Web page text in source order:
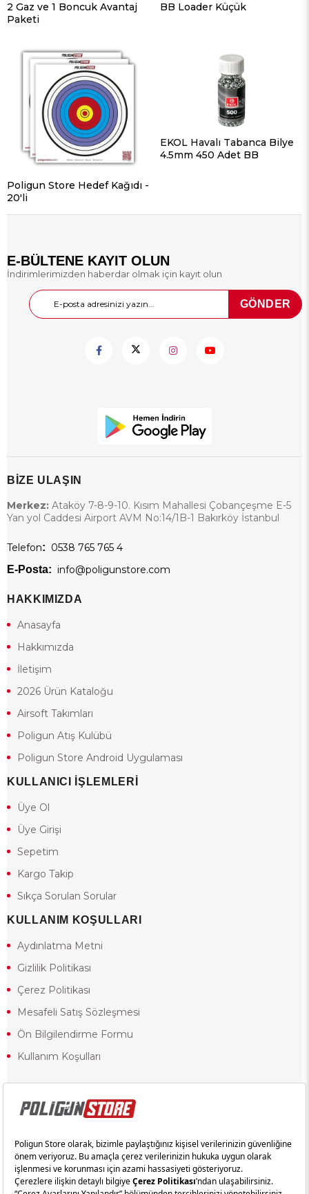
2 Gaz ve 1 Boncuk Avantaj
Paketi
BB Loader Küçük
Poligun Store Hedef Kağıdı -
20'li
EKOL Havalı Tabanca Bilye
4.5mm 450 Adet BB
E-BÜLTENE KAYIT OLUN
İndirimlerimizden haberdar olmak için kayıt olun
GÖNDER
BİZE ULAŞIN
Merkez: Ataköy 7-8-9-10. Kısım Mahallesi Çobançeşme E-5
Yan yol Caddesi Airport AVM No:14/1B-1 Bakırköy İstanbul
Telefon: 0538 765 765 4
E-Posta: info@poligunstore.com
HAKKIMIZDA
Anasayfa
Hakkımızda
İletişim
2026 Ürün Kataloğu
Airsoft Takımları
Poligun Atış Kulübü
Poligun Store Android Uygulaması
KULLANICI İŞLEMLERİ
Üye Ol
Üye Girişi
Sepetim
Kargo Takip
Sıkça Sorulan Sorular
KULLANIM KOŞULLARI
Aydınlatma Metni
Gizlilik Politikası
Çerez Politikası
Mesafeli Satış Sözleşmesi
Ön Bilgilendirme Formu
Kullanım Koşulları
18 yaşından küçük olduğunuz halde siteye girerseniz ve mesafeli satış
kısıtlamalardan dolayı oluşabilecek herhangi bir durumda doğacak yasal
sorumluluk ve yükümlülükler tamamen tarafınıza ait olacak ve cezai
Yasa gereği 18 yaşından küçük olanların sitemizi görüntülemesi ve
alışveriş yapmaları yasaktır. Konuyla ilgili olarak site kullanım
sözleşmemimizi okuyabilirsiniz.